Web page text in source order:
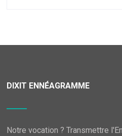
DIXIT ENNÉAGRAMME
Notre vocation ? Transmettre